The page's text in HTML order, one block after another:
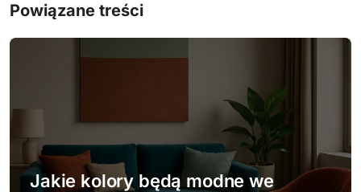
a
a
w
Powiązane treści
Jakie kolory będą modne we